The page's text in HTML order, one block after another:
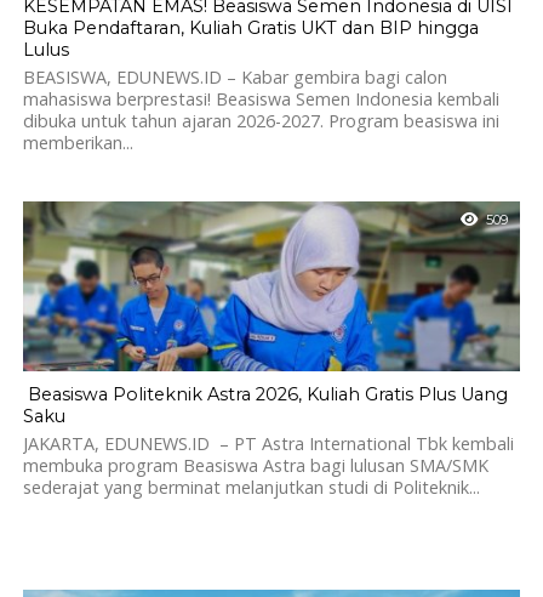
KESEMPATAN EMAS! Beasiswa Semen Indonesia di UISI
Buka Pendaftaran, Kuliah Gratis UKT dan BIP hingga
Lulus
BEASISWA, EDUNEWS.ID – Kabar gembira bagi calon
mahasiswa berprestasi! Beasiswa Semen Indonesia kembali
dibuka untuk tahun ajaran 2026-2027. Program beasiswa ini
memberikan...
509
Beasiswa Politeknik Astra 2026, Kuliah Gratis Plus Uang
Saku
JAKARTA, EDUNEWS.ID – PT Astra International Tbk kembali
membuka program Beasiswa Astra bagi lulusan SMA/SMK
sederajat yang berminat melanjutkan studi di Politeknik...